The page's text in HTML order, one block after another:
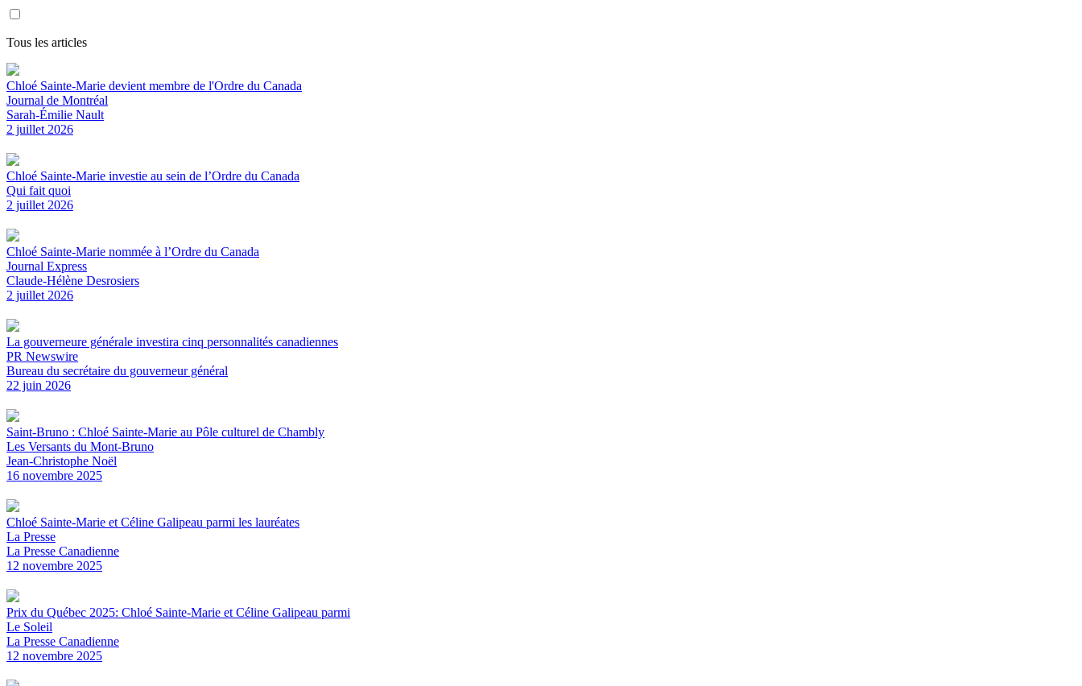
Tous les articles
Chloé Sainte-Marie devient membre de l'Ordre du Canada
Journal de Montréal
Sarah-Émilie Nault
2 juillet 2026
Chloé Sainte-Marie investie au sein de l’Ordre du Canada
Qui fait quoi
2 juillet 2026
Chloé Sainte-Marie nommée à l’Ordre du Canada
Journal Express
Claude-Hélène Desrosiers
2 juillet 2026
La gouverneure générale investira cinq personnalités canadiennes
PR Newswire
Bureau du secrétaire du gouverneur général
22 juin 2026
Saint-Bruno : Chloé Sainte-Marie au Pôle culturel de Chambly
Les Versants du Mont-Bruno
Jean-Christophe Noël
16 novembre 2025
Chloé Sainte-Marie et Céline Galipeau parmi les lauréates
La Presse
La Presse Canadienne
12 novembre 2025
Prix du Québec 2025: Chloé Sainte-Marie et Céline Galipeau parmi
Le Soleil
La Presse Canadienne
12 novembre 2025